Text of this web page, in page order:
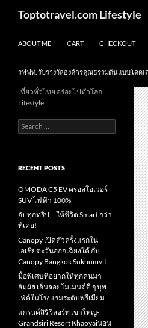
Toptotravel.com Lifestyle
ABOUT ME CART CHECKOUT
รฟฟท. รับรางวัลองค์กรคุณธรรมต้นแบบโดดเ
เที่ยวทั่วไทย อร่อยไปทั่วโลก
Lifestyle
Search
for:
RECENT POSTS
OMODA C5 EV ครอสโอเวอร์
SUV ไฟฟ้า 100%
อัปทุกทริป… ให้ชีวิต Smart กว่า
ที่เคย!
Canopy เปิดตัวครั้งแรกใน
เอเชียตะวันออกเฉียงใต้ กับ
Canopy Bangkok Sukhumvit
มื้อพิเศษที่อยากให้ทุกคนมา
สัมผัส เอ็นจอยโมเมนต์ดี ๆ บุพ
เฟ่ต์ในโรงแรมระดับพรีเมียม
แกรนด์สิริ​ รีสอร์ท​ เขาใหญ่​-
Grandsiri​ Resort​ Khaoyaiนอน